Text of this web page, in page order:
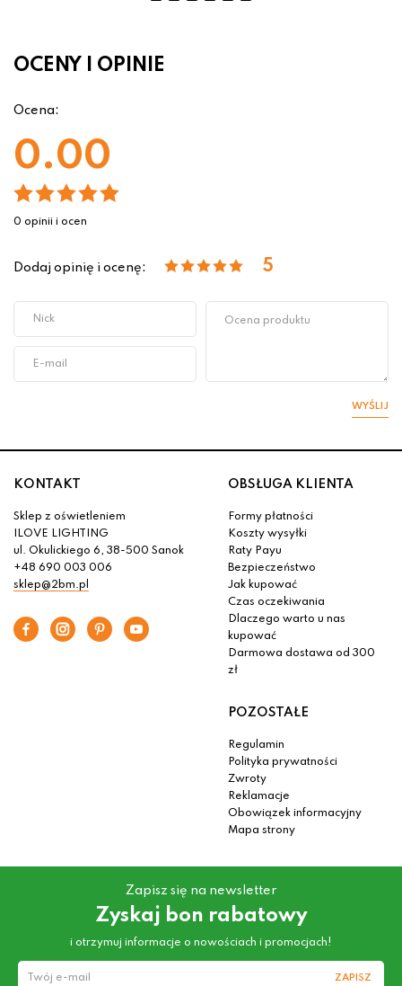
OCENY I OPINIE
Ocena:
0.00
0 opinii i ocen
Dodaj opinię i ocenę: 5
WYŚLIJ
KONTAKT
Sklep z oświetleniem
ILOVE LIGHTING
ul. Okulickiego 6, 38-500 Sanok
+48 690 003 006
sklep@2bm.pl
OBSŁUGA KLIENTA
Formy płatności
Koszty wysyłki
Raty Payu
Bezpieczeństwo
Jak kupować
Czas oczekiwania
Dlaczego warto u nas
kupować
Darmowa dostawa od 300
zł
POZOSTAŁE
Regulamin
Polityka prywatności
Zwroty
Reklamacje
Obowiązek informacyjny
Mapa strony
Zapisz się na newsletter
Zyskaj bon rabatowy
i otrzymuj informacje o nowościach i promocjach!
ZAPISZ